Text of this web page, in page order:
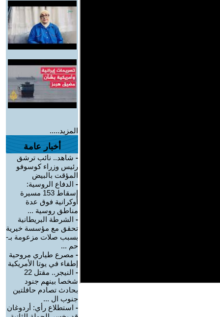
المزيد.....
أخبار عامة
- شاهد.. نائب ترشق
رئيس وزراء كوسوفو
المؤقت بالبيض
- الدفاع الروسية:
إسقاط 153 مسيرة
أوكرانية فوق عدة
مناطق روسية ...
- الشرطة البريطانية
تحقق مع مؤسسة خيرية
بسبب صلات مزعومة بـ-
حم ...
- مصرع طياري مروحية
إطفاء في يوتا الأمريكية
-
النيجر.. مقتل 22
شخصا بينهم جنود
بحادث تصادم حافلتين
جنوب ال ...
- استطلاع رأي: أردوغان